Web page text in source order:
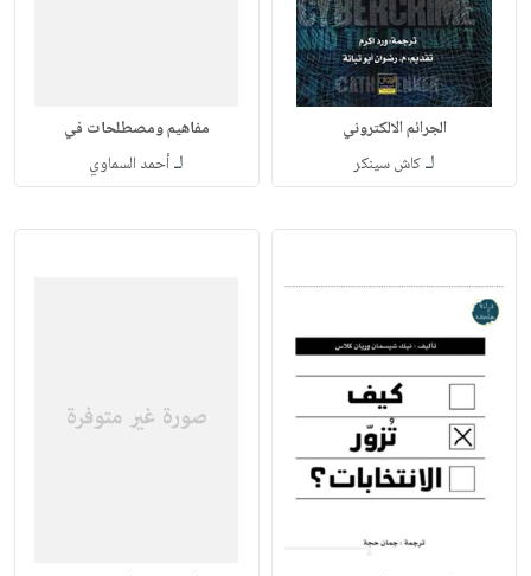
الجرائم الالكتروني
لـكاش سينكر‎
مفاهيم ومصطلحات في
لـأحمد السماوي